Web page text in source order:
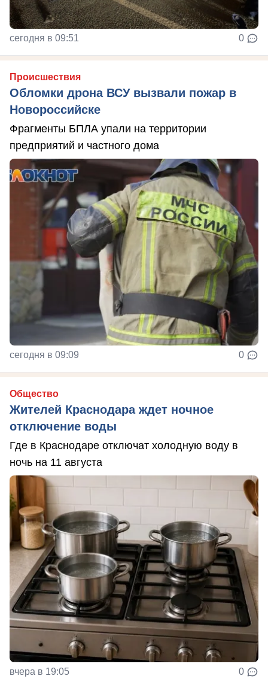
сегодня в 09:51 0
Происшествия
Обломки дрона ВСУ вызвали пожар в
Новороссийске
Фрагменты БПЛА упали на территории
предприятий и частного дома
сегодня в 09:09 0
Общество
Жителей Краснодара ждет ночное
отключение воды
Где в Краснодаре отключат холодную воду в
ночь на 11 августа
вчера в 19:05 0